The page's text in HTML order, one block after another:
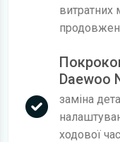
витратних
Daewoo
заміна
ходової